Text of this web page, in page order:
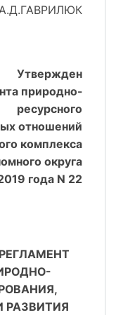
А.Д.ГАВРИЛЮК
Утвержден
природно-
ресурсного
отношений
комплекса
округа
года N 22
РАЗВИТИЯ